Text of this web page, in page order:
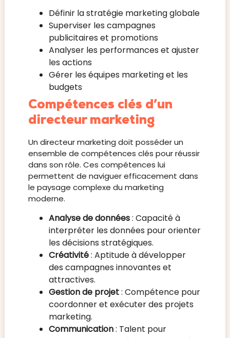
Définir la stratégie marketing globale
Superviser les campagnes
publicitaires et promotions
Analyser les performances et ajuster
les actions
Gérer les équipes marketing et les
budgets
Compétences clés d’un
directeur marketing
Un directeur marketing doit posséder un
ensemble de compétences clés pour réussir
dans son rôle. Ces compétences lui
permettent de naviguer efficacement dans
le paysage complexe du marketing
moderne.
Analyse de données: Capacité à
interpréter les données pour orienter
les décisions stratégiques.
Créativité: Aptitude à développer
des campagnes innovantes et
attractives.
Gestion de projet: Compétence pour
coordonner et exécuter des projets
marketing.
Communication: Talent pour